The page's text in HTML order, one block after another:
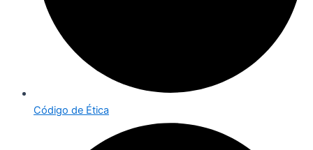
Código de Ética